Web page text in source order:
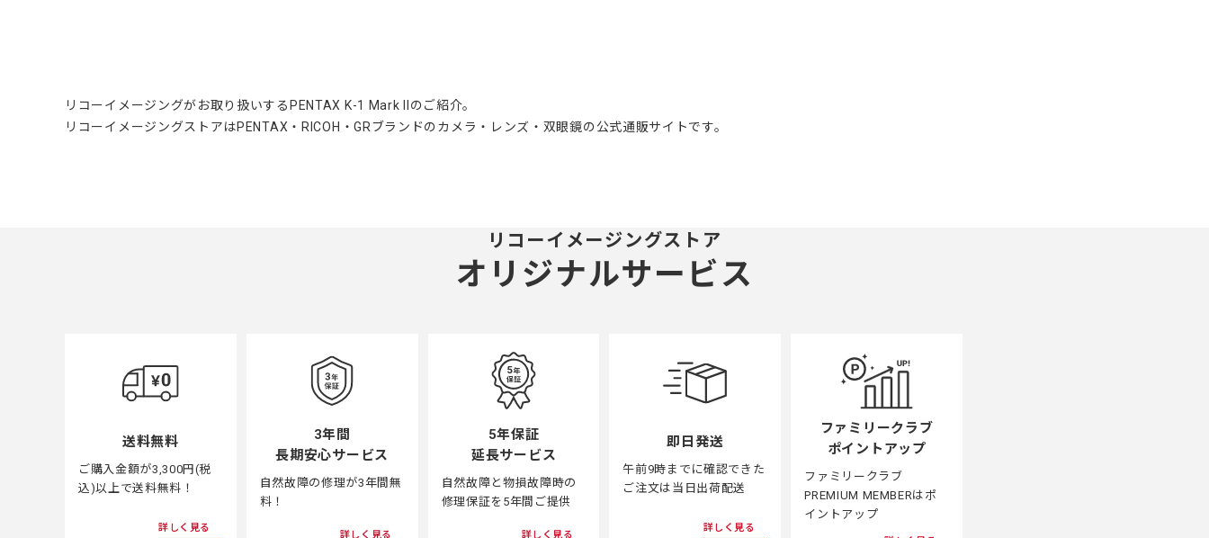
リコーイメージングがお取り扱いするPENTAX K-1 Mark IIのご紹介。
リコーイメージングストアはPENTAX・RICOH・GRブランドのカメラ・レンズ・双眼鏡の公式通販サイトです。
リコーイメージングストア
オリジナルサービス
送料無料
ご購入金額が3,300円(税
込)以上で送料無料！
詳しく見る
3年間
長期安心サービス
自然故障の修理が3年間無
料！
詳しく見る
5年保証
延長サービス
自然故障と物損故障時の
修理保証を5年間ご提供
詳しく見る
即日発送
午前9時までに確認できた
ご注文は当日出荷配送
詳しく見る
ファミリークラブ
ポイントアップ
ファミリークラブ
PREMIUM MEMBERはポ
イントアップ